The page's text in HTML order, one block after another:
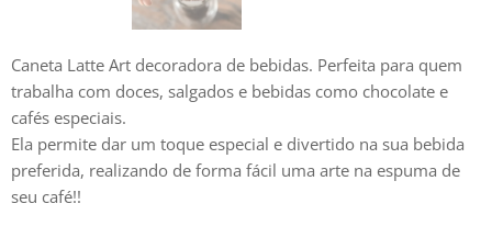
Caneta Latte Art decoradora de bebidas. Perfeita para quem
trabalha com doces, salgados e bebidas como chocolate e
cafés especiais.
Ela permite dar um toque especial e divertido na sua bebida
preferida, realizando de forma fácil uma arte na espuma de
seu café!!